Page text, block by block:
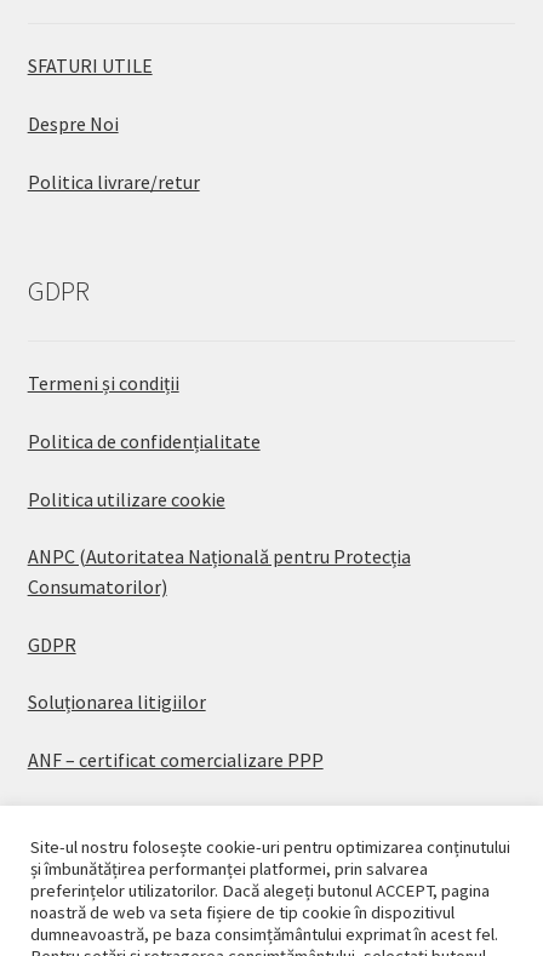
SFATURI UTILE
Despre Noi
Politica livrare/retur
GDPR
Termeni și condiții
Politica de confidențialitate
Politica utilizare cookie
ANPC (Autoritatea Națională pentru Protecția
Consumatorilor)
GDPR
Soluționarea litigiilor
ANF – certificat comercializare PPP
© CASAPLANT 2026
Politică de confidențialitate
Site-ul nostru folosește cookie-uri pentru optimizarea conținutului
și îmbunătățirea performanței platformei, prin salvarea
preferințelor utilizatorilor. Dacă alegeți butonul ACCEPT, pagina
noastră de web va seta fișiere de tip cookie în dispozitivul
dumneavoastră, pe baza consimțământului exprimat în acest fel.